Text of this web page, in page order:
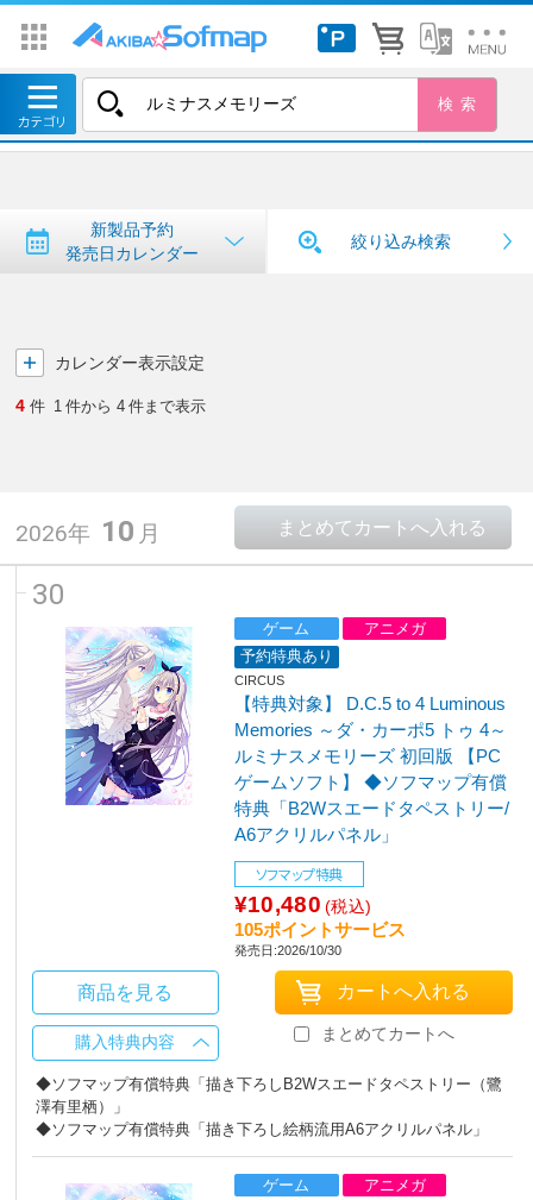
トップ ＞ 新製品予約・発売日カレンダー
新製品予約・発売日カレンダー
新製品予約
発売日カレンダー
絞り込み検索
カレンダー表示設定
4 件 1 件から 4 件まで表示
2026年 10 月
30
ゲーム
アニメガ
予約特典あり
CIRCUS
【特典対象】 D.C.5 to 4 Luminous
Memories ～ダ・カーポ5 トゥ 4～
ルミナスメモリーズ 初回版 【PC
ゲームソフト】 ◆ソフマップ有償
特典「B2Wスエードタペストリー/
A6アクリルパネル」
ソフマップ特典
¥10,480 (税込)
105ポイントサービス
発売日:2026/10/30
商品を見る
購入特典内容
◆ソフマップ有償特典「描き下ろしB2Wスエードタペストリー（鷺
澤有里栖）」
◆ソフマップ有償特典「描き下ろし絵柄流用A6アクリルパネル」
まとめてカートへ
ゲーム アニメガ